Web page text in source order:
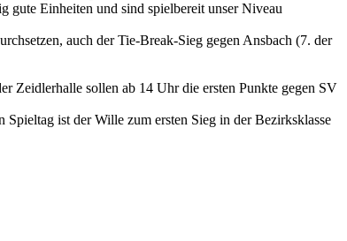
gute Einheiten und sind spielbereit unser Niveau
auch der Tie-Break-Sieg gegen Ansbach (7. der
Zeidlerhalle sollen ab 14 Uhr die ersten Punkte gegen SV
ist der Wille zum ersten Sieg in der Bezirksklasse